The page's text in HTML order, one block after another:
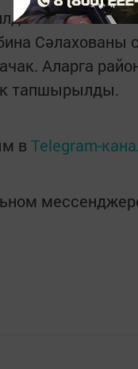
Апас егете
Сәлахованы
Аларга
тапшырылды.
в Telegram-